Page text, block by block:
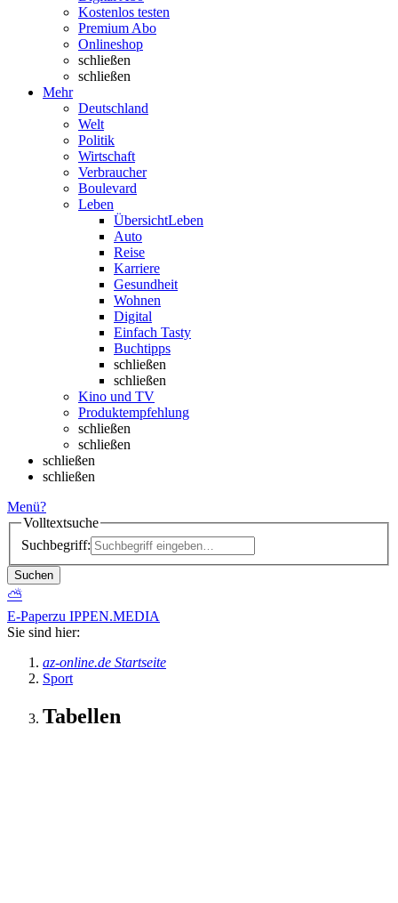
Kostenlos testen
Premium Abo
Onlineshop
schließen
schließen
Mehr
Deutschland
Welt
Politik
Wirtschaft
Verbraucher
Boulevard
Leben
ÜbersichtLeben
Auto
Reise
Karriere
Gesundheit
Wohnen
Digital
Einfach Tasty
Buchtipps
schließen
schließen
Kino und TV
Produktempfehlung
schließen
schließen
schließen
schließen
Menü?
Volltextsuche
Suchbegriff:
Suchen
⛅
E-Paperzu IPPEN.MEDIA
Sie sind hier:
az-online.de Startseite
Sport
Tabellen